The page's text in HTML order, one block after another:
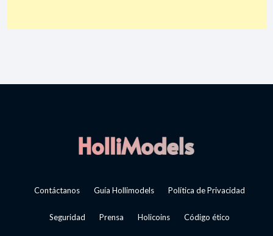
Contáctanos Guía Hollimodels Política de Privacidad
Seguridad Prensa Holicoins Código ético